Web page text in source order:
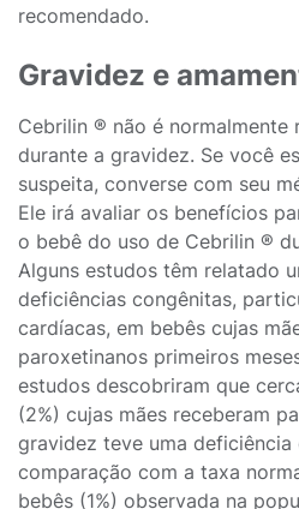
recomendado.
Gravidez e
Cebrilin ® não é normalmente
durante a gravidez. Se você
suspeita, converse com seu
Ele irá avaliar os benefícios
o bebê do uso de Cebrilin ®
Alguns estudos têm relatado
deficiências congênitas,
cardíacas, em bebês cujas
paroxetinanos primeiros
estudos descobriram que
(2%) cujas mães receberam
gravidez teve uma deficiência
comparação com a taxa
bebês (1%) observada na